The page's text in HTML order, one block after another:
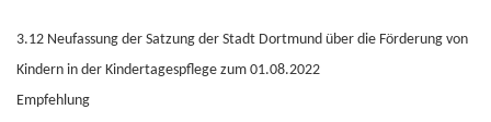
3.12 Neufassung der Satzung der Stadt Dortmund über die Förderung von
Kindern in der Kindertagespflege zum 01.08.2022
Empfehlung